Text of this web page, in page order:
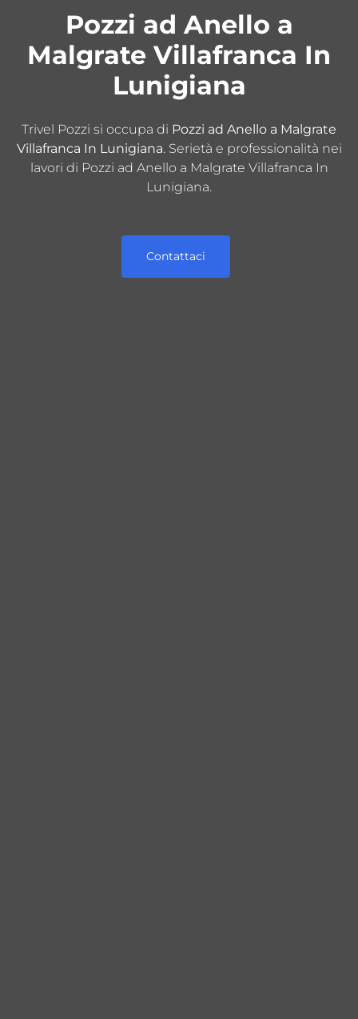
Pozzi ad Anello a
Malgrate Villafranca In
Lunigiana
Trivel Pozzi si occupa di Pozzi ad Anello a Malgrate
Villafranca In Lunigiana. Serietà e professionalità nei
lavori di Pozzi ad Anello a Malgrate Villafranca In
Lunigiana.
Contattaci